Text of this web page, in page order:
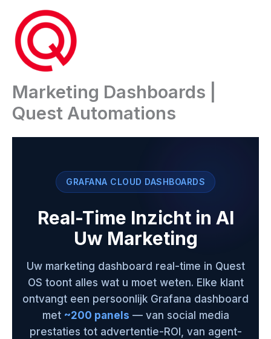
inhoud
Marketing Dashboards |
Quest Automations
GRAFANA CLOUD DASHBOARDS
Real-Time Inzicht in Al
Uw Marketing
Uw marketing dashboard real-time in Quest
OS toont alles wat u moet weten. Elke klant
ontvangt een persoonlijk Grafana dashboard
met ~200 panels — van social media
prestaties tot advertentie-ROI, van agent-